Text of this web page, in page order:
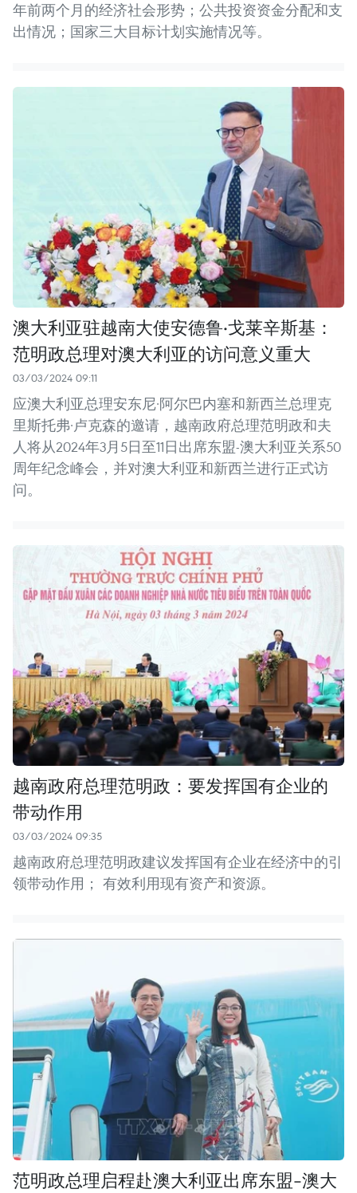
年前两个月的经济社会形势；公共投资资金分配和支
出情况；国家三大目标计划实施情况等。
澳大利亚驻越南大使安德鲁·戈莱辛斯基：
范明政总理对澳大利亚的访问意义重大
03/03/2024 09:11
应澳大利亚总理安东尼·阿尔巴内塞和新西兰总理克
里斯托弗·卢克森的邀请，越南政府总理范明政和夫
人将从2024年3月5日至11日出席东盟-澳大利亚关系50
周年纪念峰会，并对澳大利亚和新西兰进行正式访
问。
越南政府总理范明政：要发挥国有企业的
带动作用
03/03/2024 09:35
越南政府总理范明政建议发挥国有企业在经济中的引
领带动作用； 有效利用现有资产和资源。
范明政总理启程赴澳大利亚出席东盟-澳大